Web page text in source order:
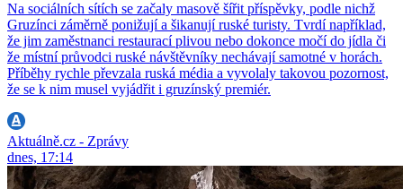
Na sociálních sítích se začaly masově šířit příspěvky, podle nichž
Gruzínci záměrně ponižují a šikanují ruské turisty. Tvrdí například,
že jim zaměstnanci restaurací plivou nebo dokonce močí do jídla či
že místní průvodci ruské návštěvníky nechávají samotné v horách.
Příběhy rychle převzala ruská média a vyvolaly takovou pozornost,
že se k nim musel vyjádřit i gruzínský premiér.
Aktuálně.cz - Zprávy
dnes, 17:14